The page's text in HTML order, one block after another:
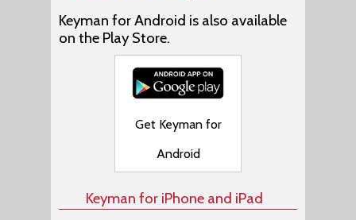
Keyman for Android is also available
on the Play Store.
Get Keyman for
Android
Keyman for iPhone and iPad